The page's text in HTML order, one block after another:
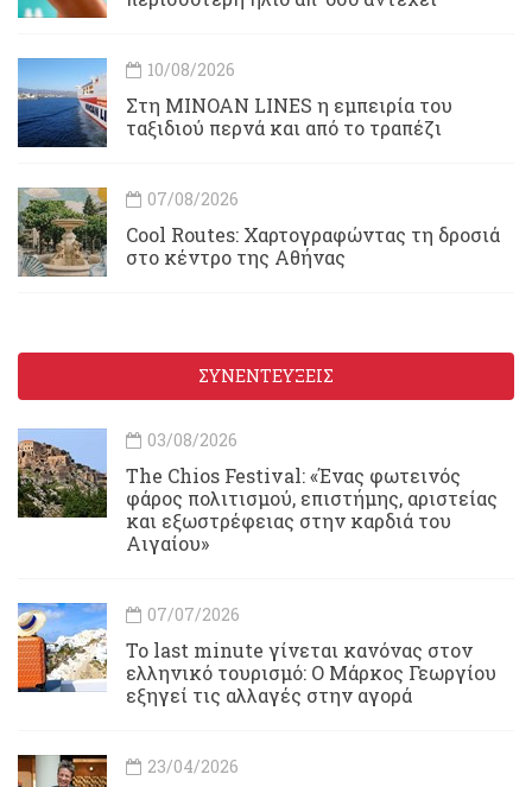
10/08/2026
Στη MINOAN LINES η εμπειρία του
ταξιδιού περνά και από το τραπέζι
07/08/2026
Cool Routes: Χαρτογραφώντας τη δροσιά
στο κέντρο της Αθήνας
ΣΥΝΕΝΤΕΥΞΕΙΣ
03/08/2026
Τhe Chios Festival: «Ένας φωτεινός
φάρος πολιτισμού, επιστήμης, αριστείας
και εξωστρέφειας στην καρδιά του
Αιγαίου»
07/07/2026
Το last minute γίνεται κανόνας στον
ελληνικό τουρισμό: Ο Μάρκος Γεωργίου
εξηγεί τις αλλαγές στην αγορά
23/04/2026